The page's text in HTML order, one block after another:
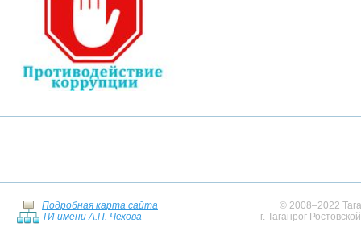
Подробная карта сайта
ТИ имени А.П. Чехова
© 2008–2022
г. Таганрог